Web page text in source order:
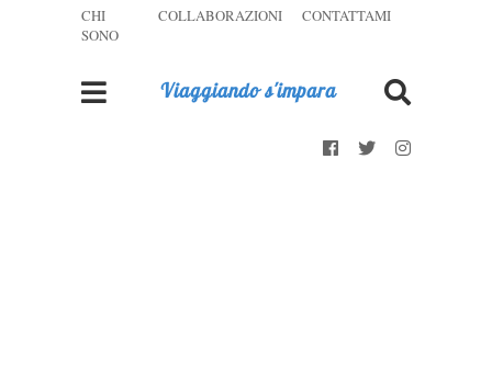
CHI
SONO
COLLABORAZIONI CONTATTAMI
Viaggiando s'impara